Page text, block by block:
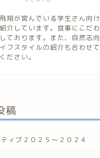
翔が営んでいる学生さん向け
介しています。食事にこだわ
ております。また、自然志向
フスタイルの紹介も合わせて
ださい。
稿
ィブ２０２５～２０２４